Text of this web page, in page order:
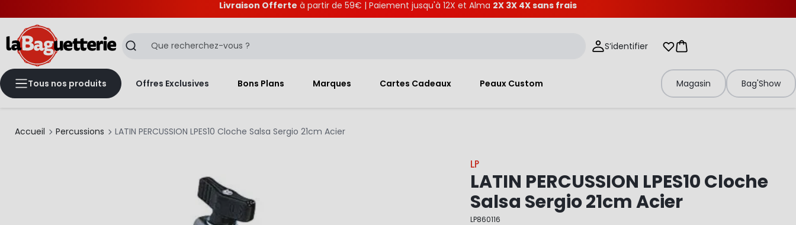
Livraison Offerte à partir de 59€ | Paiement jusqu'à 12X et Alma 2X 3X 4X sans frais
Recherche S’identifier Mes listes d'envies
Panier
Tous nos produits Offres Exclusives Bons Plans Marques Cartes Cadeaux Peaux Custom Magasin Bag'Show
Accueil Percussions LATIN PERCUSSION LPES10 Cloche Salsa Sergio 21cm Acier
LP
LATIN PERCUSSION LPES10 Cloche
Salsa Sergio 21cm Acier
LP860116